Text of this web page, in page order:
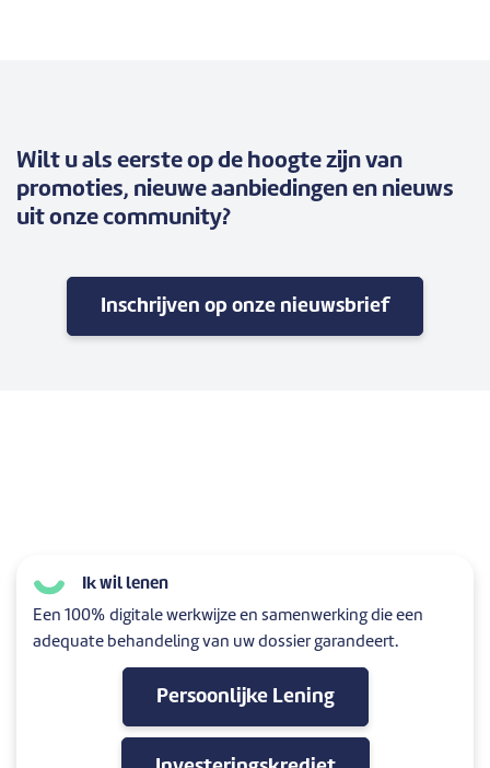
Wilt u als eerste op de hoogte zijn van
promoties, nieuwe aanbiedingen en nieuws
uit onze community?
Inschrijven op onze nieuwsbrief
Ik wil lenen
Een 100% digitale werkwijze en samenwerking die een
adequate behandeling van uw dossier garandeert.
Persoonlijke Lening